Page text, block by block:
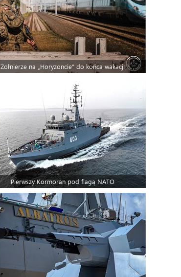
Żołnierze na „Horyzoncie” do końca wakacji
Pierwszy Kormoran pod flagą NATO